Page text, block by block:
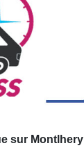
sur Montlhery